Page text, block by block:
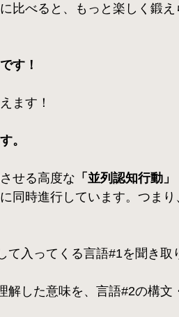
比べると、もっと楽しく鍛
す！
ます！
。
せる高度な 「並列認知行動
同時進行しています。つま
て入ってくる言語#1を聞き取
解した意味を、言語#2の構文